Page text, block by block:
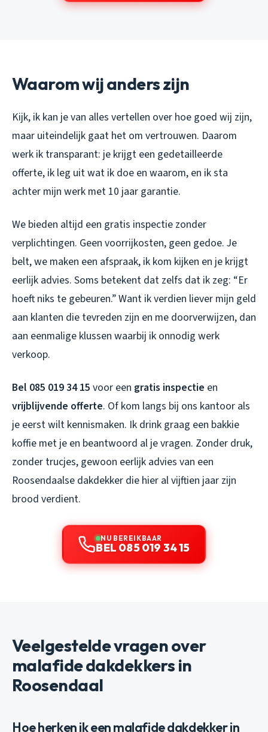
Waarom wij anders zijn
Kijk, ik kan je van alles vertellen over hoe goed wij zijn,
maar uiteindelijk gaat het om vertrouwen. Daarom
werk ik transparant: je krijgt een gedetailleerde
offerte, ik leg uit wat ik doe en waarom, en ik sta
achter mijn werk met 10 jaar garantie.
We bieden altijd een gratis inspectie zonder
verplichtingen. Geen voorrijkosten, geen gedoe. Je
belt, we maken een afspraak, ik kom kijken en je krijgt
eerlijk advies. Soms betekent dat zelfs dat ik zeg: “Er
hoeft niks te gebeuren.” Want ik verdien liever mijn geld
aan klanten die tevreden zijn en me doorverwijzen, dan
aan eenmalige klussen waarbij ik onnodig werk
verkoop.
Bel 085 019 34 15 voor een gratis inspectie en
vrijblijvende offerte. Of kom langs bij ons kantoor als
je eerst wilt kennismaken. Ik drink graag een bakkie
koffie met je en beantwoord al je vragen. Zonder druk,
zonder trucjes, gewoon eerlijk advies van een
Roosendaalse dakdekker die hier al vijftien jaar zijn
brood verdient.
NU BEREIKBAAR
BEL 085 019 34 15
Veelgestelde vragen over
malafide dakdekkers in
Roosendaal
Hoe herken ik een malafide dakdekker in